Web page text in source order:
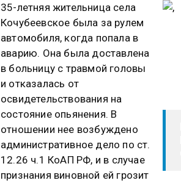
35-летняя жительница села
Кочубеевское была за рулем
автомобиля, когда попала в
аварию. Она была доставлена
в больницу с травмой головы
и отказалась от
освидетельствования на
состояние опьянения. В
отношении нее возбуждено
административное дело по ст.
12.26 ч.1 КоАП РФ, и в случае
признания виновной ей грозит